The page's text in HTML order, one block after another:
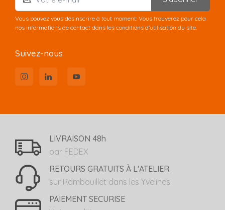
Vous pouvez vous désinscrire à tout moment. Vous trouverez pour cela
nos informations de contact dans les conditions d'utilisation du site.
Suivez-nous
LIVRAISON 48h
par FEDEX
RETOURS GRATUITS À L'ATELIER
sur Rambouillet dans les Yvelines
PAIEMENT SECURISE